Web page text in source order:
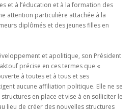
et à l’éducation et à la formation des
attention particulière attachée à la
diplômés et des jeunes filles en
et apolitique, son Président
précise en ces termes que «
à toutes et à tous et ses
aucune affiliation politique. Elle ne se
en place et vise à en solliciter le
lieu de créer des nouvelles structures